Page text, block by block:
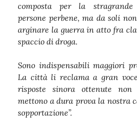
composta per la stragrande
persone perbene, ma da soli
arginare la guerra in atto fra
spaccio di droga.
Sono indispensabili maggiori
La città li reclama a gran
risposte sinora ottenute non
mettono a dura prova la nostra
sopportazione”.